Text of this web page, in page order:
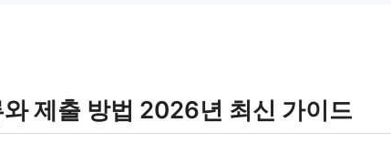
제출 방법 2026년 최신 가이드